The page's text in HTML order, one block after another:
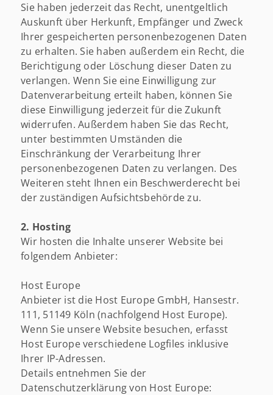
Sie haben jederzeit das Recht, unentgeltlich
Auskunft über Herkunft, Empfänger und Zweck
Ihrer gespeicherten personenbezogenen Daten
zu erhalten. Sie haben außerdem ein Recht, die
Berichtigung oder Löschung dieser Daten zu
verlangen. Wenn Sie eine Einwilligung zur
Datenverarbeitung erteilt haben, können Sie
diese Einwilligung jederzeit für die Zukunft
widerrufen. Außerdem haben Sie das Recht,
unter bestimmten Umständen die
Einschränkung der Verarbeitung Ihrer
personenbezogenen Daten zu verlangen. Des
Weiteren steht Ihnen ein Beschwerderecht bei
der zuständigen Aufsichtsbehörde zu.
2. Hosting
Wir hosten die Inhalte unserer Website bei
folgendem Anbieter:
Host Europe
Anbieter ist die Host Europe GmbH, Hansestr.
111, 51149 Köln (nachfolgend Host Europe).
Wenn Sie unsere Website besuchen, erfasst
Host Europe verschiedene Logfiles inklusive
Ihrer IP-Adressen.
Details entnehmen Sie der
Datenschutzerklärung von Host Europe: